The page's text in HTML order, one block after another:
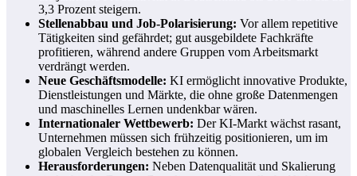
3,3 Prozent steigern.
Stellenabbau und Job-Polarisierung: Vor allem repetitive
Tätigkeiten sind gefährdet; gut ausgebildete Fachkräfte
profitieren, während andere Gruppen vom Arbeitsmarkt
verdrängt werden.
Neue Geschäftsmodelle: KI ermöglicht innovative Produkte,
Dienstleistungen und Märkte, die ohne große Datenmengen
und maschinelles Lernen undenkbar wären.
Internationaler Wettbewerb: Der KI-Markt wächst rasant,
Unternehmen müssen sich frühzeitig positionieren, um im
globalen Vergleich bestehen zu können.
Herausforderungen: Neben Datenqualität und Skalierung